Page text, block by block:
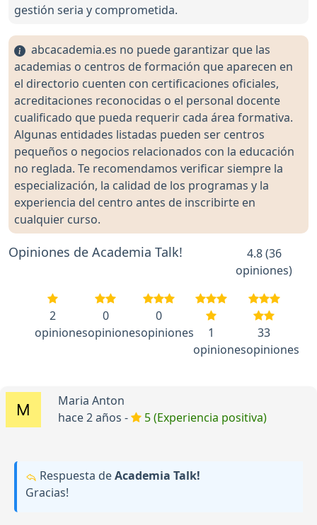
gestión seria y comprometida.
abcacademia.es no puede garantizar que las
academias o centros de formación que aparecen en
el directorio cuenten con certificaciones oficiales,
acreditaciones reconocidas o el personal docente
cualificado que pueda requerir cada área formativa.
Algunas entidades listadas pueden ser centros
pequeños o negocios relacionados con la educación
no reglada. Te recomendamos verificar siempre la
especialización, la calidad de los programas y la
experiencia del centro antes de inscribirte en
cualquier curso.
Opiniones de Academia Talk!
4.8 (36
opiniones)
2
opiniones
0
opiniones
0
opiniones
1
opiniones
33
opiniones
Maria Anton
hace 2 años -
5 (Experiencia positiva)
Respuesta deAcademia Talk!
Gracias!